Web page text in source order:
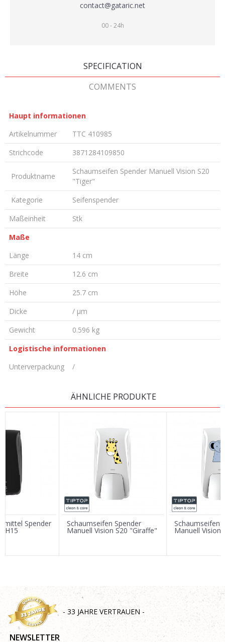
contact@gataric.net
00 - 24h
SPECIFICATION
COMMENTS
Haupt informationen
Artikelnummer
TTC 410985
Strichcode
3871284109850
Produktname
Schaumseifen Spender Manuell Vision S20
"Tiger"
Kategorie
Seifenspender
Maßeinheit
Stk
Maße
Länge
14 cm
Breite
12.6 cm
Höhe
25.7 cm
Dicke
/ µm
Gewicht
0.596 kg
Logistische informationen
Unterverpackung
/
E-Mail
Nachricht
ÄHNLICHE PRODUKTE
Spender
H15
Schaumseifen Spender
Manuell Vision S20 "Giraffe"
Schaumseifen
Manuell Vision
- 33 JAHRE VERTRAUEN -
NEWSLETTER